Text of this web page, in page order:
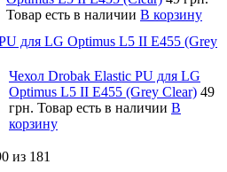
Товар есть в наличии В корзину
для LG Optimus L5 II E455 (Grey
Чехол Drobak Elastic PU для LG
Optimus L5 II E455 (Grey Clear) 49
грн. Товар есть в наличии В
корзину
из 181